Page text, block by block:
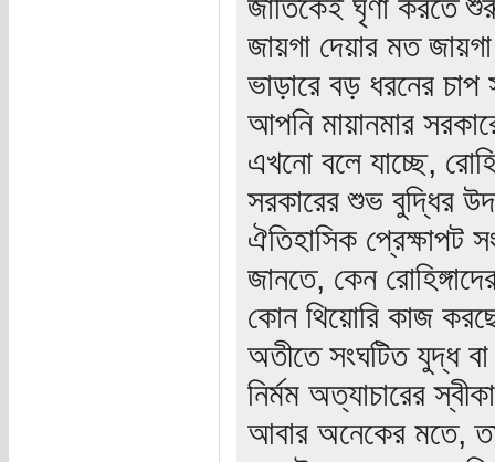
জায়গা দেয়ার মত
ভাড়ারে বড় ধরনের চাপ
আপনি মায়ানমার
এখনো বলে যাচ্ছে,
সরকারের শুভ বুদ্ধির
ঐতিহাসিক
জানতে, কেন
কোন থিয়োরি কাজ
অতীতে সংঘটিত যুদ্ধ
নির্মম অত্যাচারের
আবার অনেকের মতে,